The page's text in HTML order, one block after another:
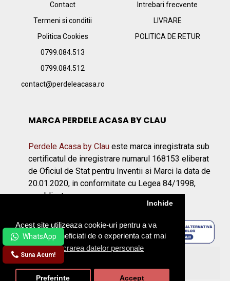
Acest site utilizeaza cookie-uri pentru a va
asigura ca beneficiati de o experienta cat mai
placuta.Prelucrarea datelor personale
Inchide
Preferinte Accept
Contact
Termeni si conditii
Politica Cookies
0799.084.513
0799.084.512
contact@perdeleacasa.ro
Intrebari frecvente
LIVRARE
POLITICA DE RETUR
MARCA PERDELE ACASA BY CLAU
Perdele Acasa by Clau este marca inregistrata sub
certificatul de inregistrare numarul 168153 eliberat
de Oficiul de Stat pentru Inventii si Marci la data de
20.01.2020, in conformitate cu Legea 84/1998,
republicata.
Suna Acum!